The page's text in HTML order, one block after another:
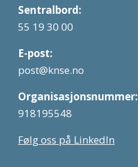
Sentralbord:
55 19 30 00
E-post:
post@knse.no
Organisasjonsnummer:
918195548
Følg oss på LinkedIn